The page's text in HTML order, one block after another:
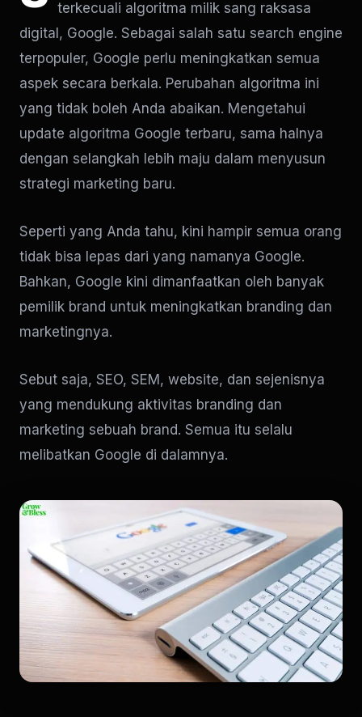
terkecuali algoritma milik sang raksasa
digital, Google. Sebagai salah satu search engine
terpopuler, Google perlu meningkatkan semua
aspek secara berkala. Perubahan algoritma ini
yang tidak boleh Anda abaikan. Mengetahui
update algoritma Google terbaru, sama halnya
dengan selangkah lebih maju dalam menyusun
strategi marketing baru.
Seperti yang Anda tahu, kini hampir semua orang
tidak bisa lepas dari yang namanya Google.
Bahkan, Google kini dimanfaatkan oleh banyak
pemilik brand untuk meningkatkan branding dan
marketingnya.
Sebut saja, SEO, SEM, website, dan sejenisnya
yang mendukung aktivitas branding dan
marketing sebuah brand. Semua itu selalu
melibatkan Google di dalamnya.